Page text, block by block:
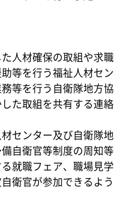
人材確保の取組や求職
等を行う福祉人材セン
等を行う自衛隊地方協
た取組を共有する連絡
センター及び自衛隊地
自衛官等制度の周知等
就職フェア、職場見学
衛官が参加できるよう